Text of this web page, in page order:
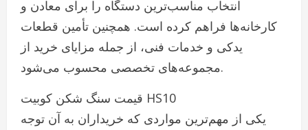
انتخاب مناسب‌ترین دستگاه را برای معادن و
کارخانه‌ها فراهم کرده است. همچنین تأمین قطعات
یدکی و خدمات فنی، از جمله مزایای خرید از
مجموعه‌های تخصصی محسوب می‌شود.
قیمت سنگ شکن کوبیت HS10
یکی از مهم‌ترین مواردی که خریداران به آن توجه